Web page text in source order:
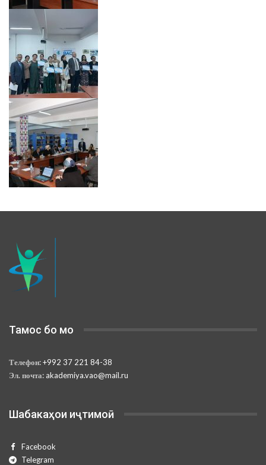
Тамос бо мо
Телефон:+992 37 221 84-38
Эл. почта: akademiya.vao@mail.ru
Шабакаҳои иҷтимоӣ
Facebook
Telegram